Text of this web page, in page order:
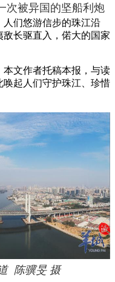
次被异国的坚船利炮
人们悠游信步的珠江沿
长驱直入，偌大的国家
文作者托稿本报，与读
起人们守护珠江、珍惜
陈骥旻 摄